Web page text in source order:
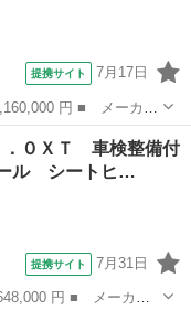
提携サイト 7月17日
レード名： アドバ
■ ドア枚数： 5...
．０ＸＴ 車検整備付
ル シートヒ…
提携サイト 7月31日